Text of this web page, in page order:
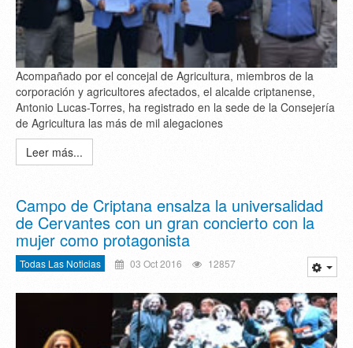
Acompañado por el concejal de Agricultura, miembros de la
corporación y agricultores afectados, el alcalde criptanense,
Antonio Lucas-Torres, ha registrado en la sede de la Consejería
de Agricultura las más de mil alegaciones
Leer más...
Campo de Criptana ensalza la universalidad
de Cervantes con un gran concierto con la
mujer como protagonista
Todas Las Noticias 03 Oct 2016 12857